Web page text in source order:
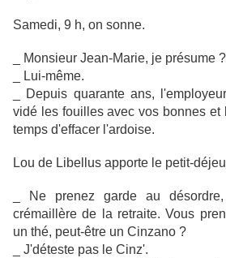
Samedi, 9 h, on sonne.
_ Monsieur Jean-Marie, je présume ?
_ Lui-même.
_ Depuis quarante ans,
vidé les fouilles avec vos bonnes et
temps d'effacer l'ardoise.
Lou de Libellus apporte le petit-
_ Ne prenez garde au
crémaillère de la retraite. Vous
un thé, peut-être un Cinzano ?
_ J'déteste pas le Cinz'.